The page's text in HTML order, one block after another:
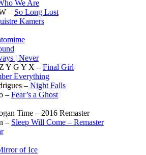
We Are
– So Long Lost
Kamers
| Never
Y G Y X – Final Girl
Everything
– Night Falls
– Fear’s a Ghost
Time – 2016 Remaster
– Sleep Will Come – Remaster
of Ice